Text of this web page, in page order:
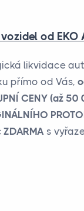
od EKO
likvidace
přímo od Vás,
CENY (až 50
s